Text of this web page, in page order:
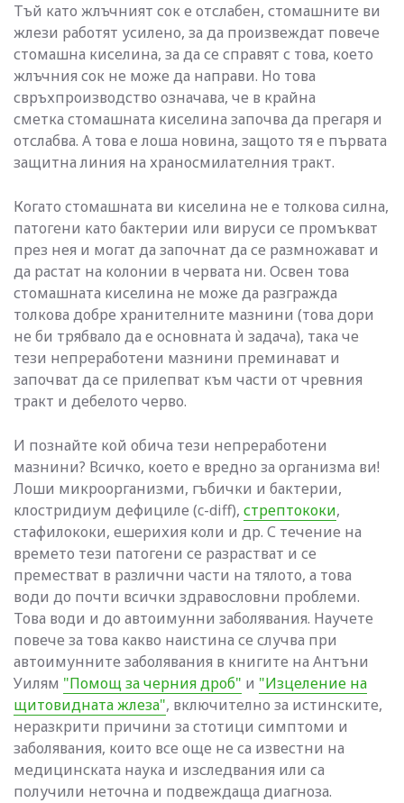
Тъй като жлъчният сок е отслабен, стомашните ви
жлези работят усилено, за да произвеждат повече
стомашна киселина, за да се справят с това, което
жлъчния сок не може да направи. Но това
свръхпроизводство означава, че в крайна
сметка стомашната киселина започва да прегаря и
отслабва. А това е лоша новина, защото тя е първата
защитна линия на храносмилателния тракт.
Когато стомашната ви киселина не е толкова силна,
патогени като бактерии или вируси се промъкват
през нея и могат да започнат да се размножават и
да растат на колонии в червата ни. Освен това
стомашната киселина не може да разгражда
толкова добре хранителните мазнини (това дори
не би трябвало да е основната ѝ задача), така че
тези непреработени мазнини преминават и
започват да се прилепват към части от чревния
тракт и дебелото черво.
И познайте кой обича тези непреработени
мазнини? Всичко, което е вредно за организма ви!
Лоши микроорганизми, гъбички и бактерии,
клостридиум дефициле (c-diff), стрептококи,
стафилококи, ешерихия коли и др. С течение на
времето тези патогени се разрастват и се
преместват в различни части на тялото, а това
води до почти всички здравословни проблеми.
Това води и до автоимунни заболявания. Научете
повече за това какво наистина се случва при
автоимунните заболявания в книгите на Антъни
Уилям "Помощ за черния дроб" и "Изцеление на
щитовидната жлеза", включително за истинските,
неразкрити причини за стотици симптоми и
заболявания, които все още не са известни на
медицинската наука и изследвания или са
получили неточна и подвеждаща диагноза.